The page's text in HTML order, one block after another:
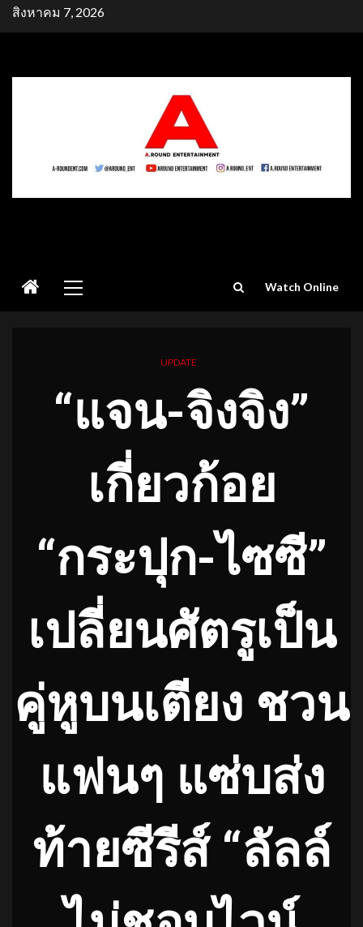
Skipสิงหาคม 7, 2026
Menu
Watch Online
UPDATE
“แจน-จิงจิง”
เกี่ยวก้อย
“กระปุก-ไซซี”
เปลี่ยนศัตรูเป็น
คู่หูบนเตียง ชวน
แฟนๆ แซ่บส่ง
ท้ายซีรีส์ “ลัลล์